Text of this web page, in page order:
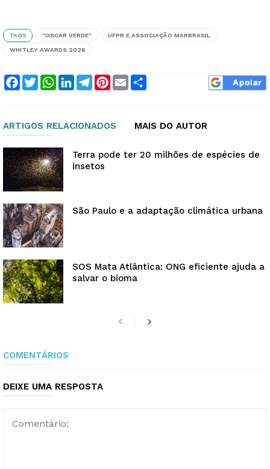
TAGS “OSCAR VERDE” UFPR E ASSOCIAÇÃO MARBRASIL
WHITLEY AWARDS 2026
Facebook
TwitterWhatsApp
LinkedInTelegram
Pinterest
Email
ARTIGOS RELACIONADOS MAIS DO AUTOR
Terra pode ter 20 milhões de espécies de
insetos
São Paulo e a adaptação climática urbana
SOS Mata Atlântica: ONG eficiente ajuda a
salvar o bioma
COMENTÁRIOS
DEIXE UMA RESPOSTA